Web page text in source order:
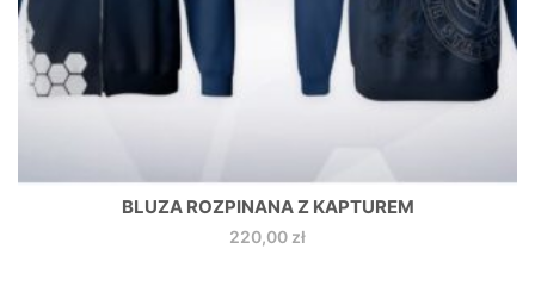
BLUZA ROZPINANA Z KAPTUREM
220,00 zł